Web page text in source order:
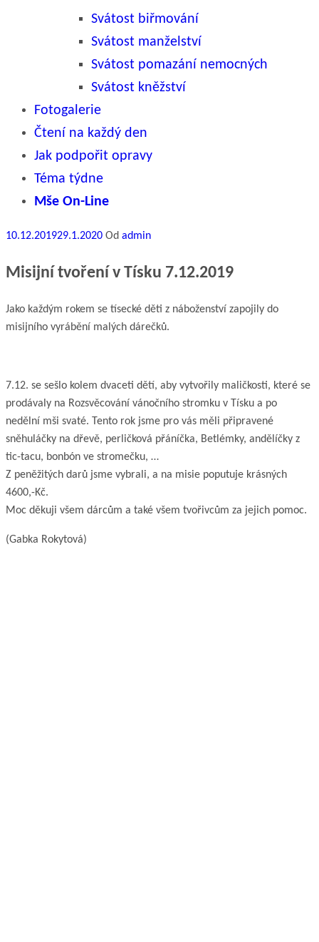
Svátost biřmování
Svátost manželství
Svátost pomazání nemocných
Svátost kněžství
Fotogalerie
Čtení na každý den
Jak podpořit opravy
Téma týdne
Mše On-Line
Publikováno
10.12.201929.1.2020 Od admin
Misijní tvoření v Tísku 7.12.2019
Jako každým rokem se tísecké děti z náboženství zapojily do
misijního vyrábění malých dárečků.
7.12. se sešlo kolem dvaceti dětí, aby vytvořily maličkosti, které se
prodávaly na Rozsvěcování vánočního stromku v Tísku a po
nedělní mši svaté. Tento rok jsme pro vás měli připravené
sněhuláčky na dřevě, perličková přáníčka, Betlémky, andělíčky z
tic-tacu, bonbón ve stromečku, …
Z peněžitých darů jsme vybrali, a na misie poputuje krásných
4600,-Kč.
Moc děkuji všem dárcům a také všem tvořivcům za jejich pomoc.
(Gabka Rokytová)